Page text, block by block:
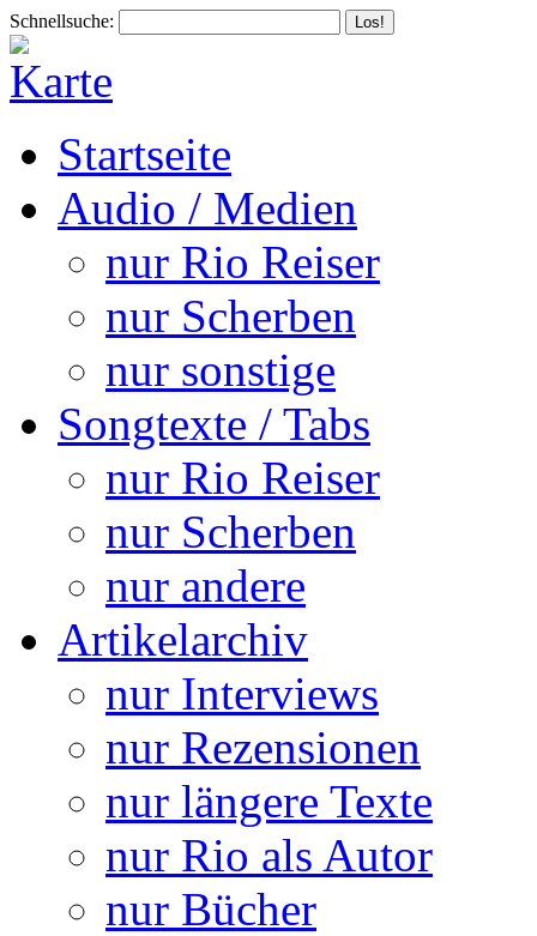
Schnellsuche:
Startseite
Audio / Medien
nur Rio Reiser
nur Scherben
nur sonstige
Songtexte / Tabs
nur Rio Reiser
nur Scherben
nur andere
Artikelarchiv
nur Interviews
nur Rezensionen
nur längere Texte
nur Rio als Autor
nur Bücher